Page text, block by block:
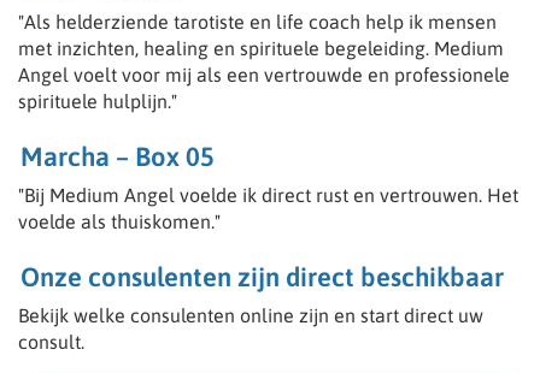
"Als helderziende tarotiste en life coach help ik mensen
met inzichten, healing en spirituele begeleiding. Medium
Angel voelt voor mij als een vertrouwde en professionele
spirituele hulplijn."
Marcha – Box 05
"Bij Medium Angel voelde ik direct rust en vertrouwen. Het
voelde als thuiskomen."
Onze consulenten zijn direct beschikbaar
Bekijk welke consulenten online zijn en start direct uw
consult.